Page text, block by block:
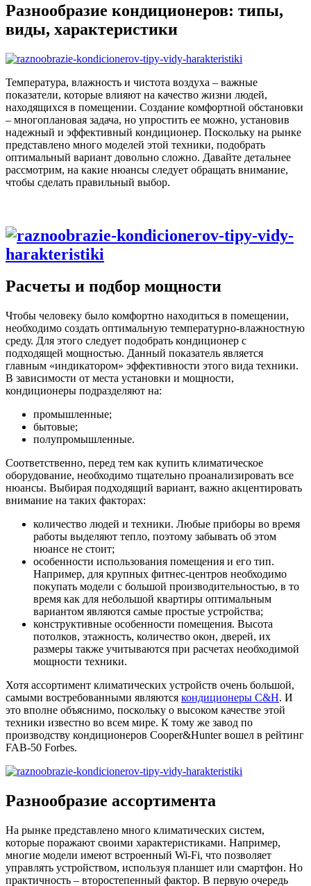
Разнообразие кондиционеров: типы,
виды, характеристики
Температура, влажность и чистота воздуха – важные
показатели, которые влияют на качество жизни людей,
находящихся в помещении. Создание комфортной обстановки
– многоплановая задача, но упростить ее можно, установив
надежный и эффективный кондиционер. Поскольку на рынке
представлено много моделей этой техники, подобрать
оптимальный вариант довольно сложно. Давайте детальнее
рассмотрим, на какие нюансы следует обращать внимание,
чтобы сделать правильный выбор.
Расчеты и подбор мощности
Чтобы человеку было комфортно находиться в помещении,
необходимо создать оптимальную температурно-влажностную
среду. Для этого следует подобрать кондиционер с
подходящей мощностью. Данный показатель является
главным «индикатором» эффективности этого вида техники.
В зависимости от места установки и мощности,
кондиционеры подразделяют на:
промышленные;
бытовые;
полупромышленные.
Соответственно, перед тем как купить климатическое
оборудование, необходимо тщательно проанализировать все
нюансы. Выбирая подходящий вариант, важно акцентировать
внимание на таких факторах:
количество людей и техники. Любые приборы во время
работы выделяют тепло, поэтому забывать об этом
нюансе не стоит;
особенности использования помещения и его тип.
Например, для крупных фитнес-центров необходимо
покупать модели с большой производительностью, в то
время как для небольшой квартиры оптимальным
вариантом являются самые простые устройства;
конструктивные особенности помещения. Высота
потолков, этажность, количество окон, дверей, их
размеры также учитываются при расчетах необходимой
мощности техники.
Хотя ассортимент климатических устройств очень большой,
самыми востребованными являются кондиционеры C&H. И
это вполне объяснимо, поскольку о высоком качестве этой
техники известно во всем мире. К тому же завод по
производству кондиционеров Cooper&Hunter вошел в рейтинг
FAB-50 Forbes.
Разнообразие ассортимента
На рынке представлено много климатических систем,
которые поражают своими характеристиками. Например,
многие модели имеют встроенный Wi-Fi, что позволяет
управлять устройством, используя планшет или смартфон. Но
практичность – второстепенный фактор. В первую очередь